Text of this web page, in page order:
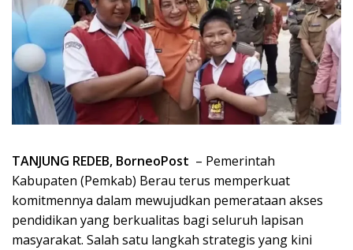
TANJUNG REDEB, BorneoPost – Pemerintah
Kabupaten (Pemkab) Berau terus memperkuat
komitmennya dalam mewujudkan pemerataan akses
pendidikan yang berkualitas bagi seluruh lapisan
masyarakat. Salah satu langkah strategis yang kini